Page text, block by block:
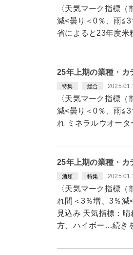
〈天気マーク指標
減<曇り＜0％、雨
省によると23年度
25年上期の業種・カ
特集 総合
〈天気マーク指標
減<曇り＜0％、雨
れ ミネラルウオー
25年上期の業種・カ
酒類 特集
〈天気マーク指標
れ間＜3％増、3％
見込み 天気指標：
方、ハイボー…続き